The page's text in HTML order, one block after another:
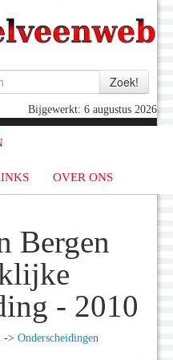
Bijgewerkt: 6 augustus 2026
OVER ONS
Bergen
- 2010
-> Onderscheidingen